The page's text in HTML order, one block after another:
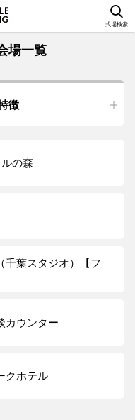
式場検索
場一覧
徴
の森
千葉スタジオ）【フ
カウンター
クホテル